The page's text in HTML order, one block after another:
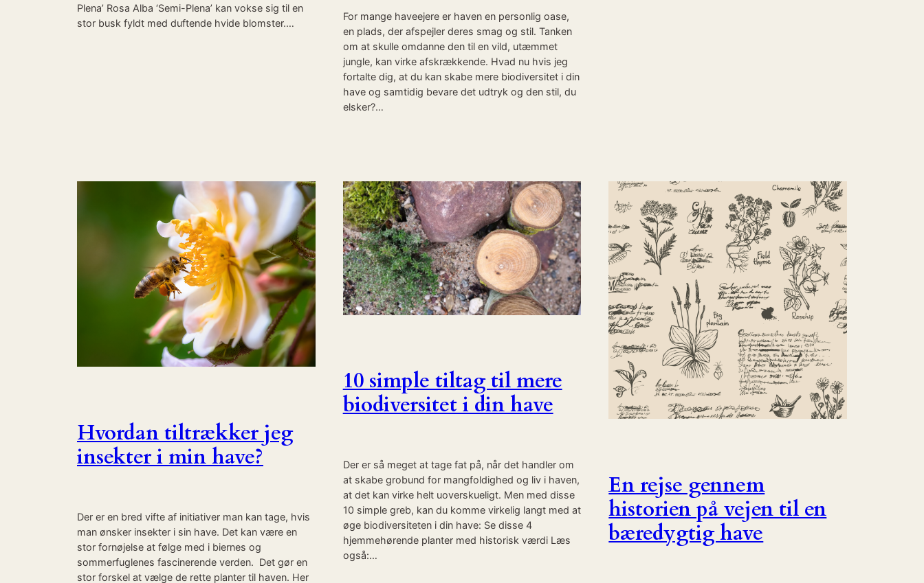
Plena’ Rosa Alba ‘Semi-Plena’ kan vokse sig til en
stor busk fyldt med duftende hvide blomster.…
For mange haveejere er haven en personlig oase,
en plads, der afspejler deres smag og stil. Tanken
om at skulle omdanne den til en vild, utæmmet
jungle, kan virke afskrækkende. Hvad nu hvis jeg
fortalte dig, at du kan skabe mere biodiversitet i din
have og samtidig bevare det udtryk og den stil, du
elsker?…
Hvordan tiltrækker jeg
insekter i min have?
Der er en bred vifte af initiativer man kan tage, hvis
man ønsker insekter i sin have. Det kan være en
stor fornøjelse at følge med i biernes og
sommerfuglenes fascinerende verden. Det gør en
stor forskel at vælge de rette planter til haven. Her
10 simple tiltag til mere
biodiversitet i din have
Der er så meget at tage fat på, når det handler om
at skabe grobund for mangfoldighed og liv i haven,
at det kan virke helt uoverskueligt. Men med disse
10 simple greb, kan du komme virkelig langt med at
øge biodiversiteten i din have: Se disse 4
hjemmehørende planter med historisk værdi Læs
også:…
En rejse gennem
historien på vejen til en
bæredygtig have